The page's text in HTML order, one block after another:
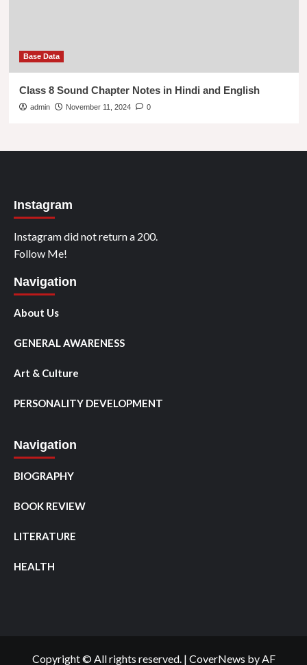
Base Data
Class 8 Sound Chapter Notes in Hindi and English
admin November 11, 2024 0
Instagram
Instagram did not return a 200.
Follow Me!
Navigation
About Us
GENERAL AWARENESS
Art & Culture
PERSONALITY DEVELOPMENT
Navigation
BIOGRAPHY
BOOK REVIEW
LITERATURE
HEALTH
Copyright © All rights reserved. | CoverNews by AF